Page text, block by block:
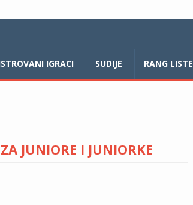
IGRACI SUDIJE RANG LISTE
JUNIORE I JUNIORKE